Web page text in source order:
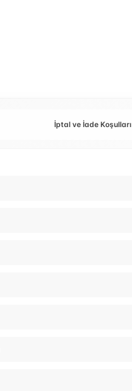
İptal ve İade Koşulları